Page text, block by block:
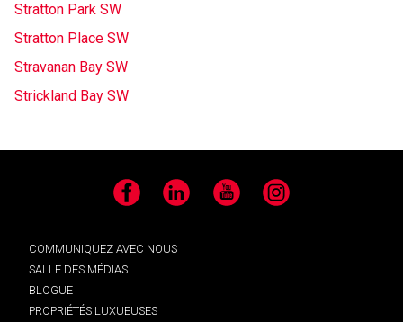
Stratton Park SW
Stratton Place SW
Stravanan Bay SW
Strickland Bay SW
Facebook LinkedIn YouTube Instagram
COMMUNIQUEZ AVEC NOUS
SALLE DES MÉDIAS
BLOGUE
PROPRIÉTÉS LUXUEUSES